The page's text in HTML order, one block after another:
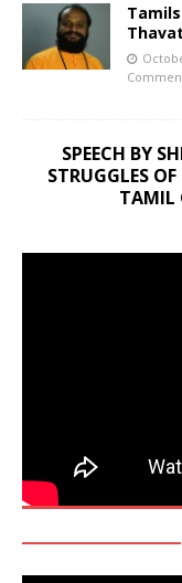
SPEECH BY
STRUGGLES
TAMIL